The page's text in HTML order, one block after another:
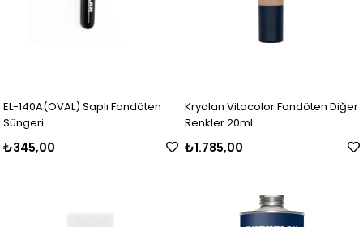
EL-140A(OVAL) Saplı Fondöten
Süngeri
₺345,00
Kryolan Vitacolor Fondöten Diğer
Renkler 20ml
₺1.785,00